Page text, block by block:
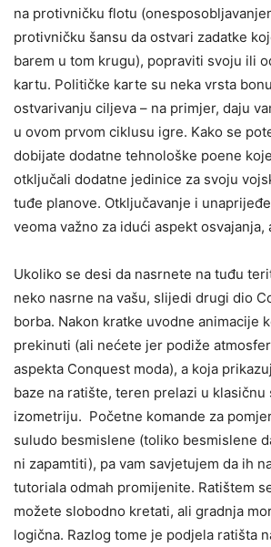
na protivničku flotu
protivničku šansu da ostvari zadatke
barem u tom krugu), popraviti svoju ili
kartu. Političke karte su neka vrsta
ostvarivanju ciljeva – na primjer, daju
u ovom prvom ciklusu igre. Kako se
dobijate dodatne tehnološke poene
otključali dodatne jedinice za svoju
tuđe planove. Otključavanje i
veoma važno za idući aspekt osvajanja,
Ukoliko se desi da nasrnete na tuđu
neko nasrne na vašu, slijedi drugi dio
borba. Nakon kratke uvodne animacije
prekinuti (ali nećete jer podiže
aspekta Conquest moda), a koja
baze na ratište, teren prelazi u klasičnu
izometriju. Početne komande za
suludo besmislene (toliko besmislene
ni zapamtiti), pa vam savjetujem da ih
tutoriala odmah promijenite. Ratištem
možete slobodno kretati, ali gradnja
logična. Razlog tome je podjela ratišta